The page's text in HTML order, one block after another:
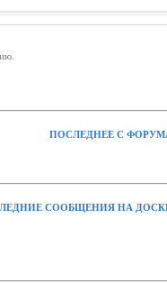
ПОСЛЕДНЕЕ С
СООБЩЕНИЯ НА